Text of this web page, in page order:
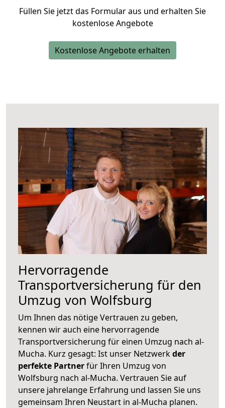
Füllen Sie jetzt das Formular aus und erhalten Sie
kostenlose Angebote
Kostenlose Angebote erhalten
Hervorragende
Transportversicherung für den
Umzug von Wolfsburg
Um Ihnen das nötige Vertrauen zu geben,
kennen wir auch eine hervorragende
Transportversicherung für einen Umzug nach al-
Mucha. Kurz gesagt: Ist unser Netzwerkder
perfekte Partnerfür Ihren Umzug von
Wolfsburg nach al-Mucha. Vertrauen Sie auf
unsere jahrelange Erfahrung und lassen Sie uns
gemeinsam Ihren Neustart in al-Mucha planen.